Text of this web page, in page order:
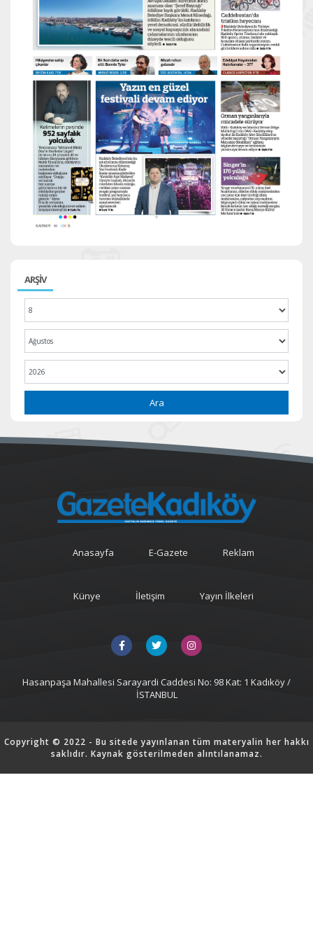
ARŞİV
Ara
Anasayfa E-Gazete Reklam
Künye İletişim Yayın İlkeleri
Hasanpaşa Mahallesi Sarayardi Caddesi No: 98 Kat: 1 Kadıköy /
İSTANBUL
Copyright © 2022 - Bu sitede yayınlanan tüm materyalin her hakkı
saklıdır. Kaynak gösterilmeden alıntılanamaz.